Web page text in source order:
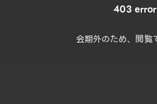
403 error
会期外のため、閲覧